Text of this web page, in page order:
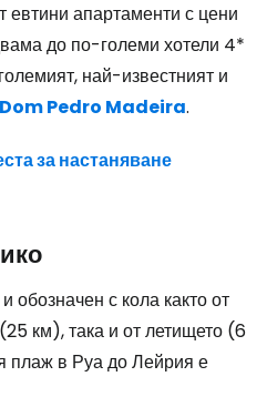
евтини апартаменти с цени
до по-големи хотели 4*
най-известният и
Dom Pedro Madeira.
за настаняване
обозначен с кола както от
км), така и от летището (6
плаж в Руа до Лейрия е